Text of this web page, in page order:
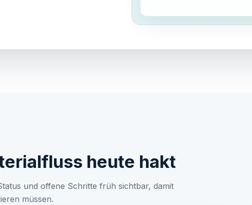
heute hakt
und offene Schritte früh sichtbar, damit
müssen.